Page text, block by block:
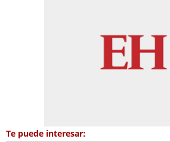
Te puede interesar: